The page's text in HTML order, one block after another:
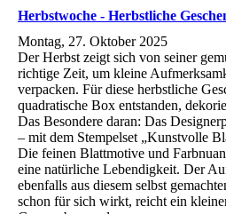
Herbstwoche - Herbstliche
Montag, 27. Oktober 2025
Der Herbst zeigt sich von seiner
richtige Zeit, um kleine
verpacken. Für diese herbstliche
quadratische Box entstanden,
Das Besondere daran: Das
– mit dem Stempelset „Kunstvolle
Die feinen Blattmotive und
eine natürliche Lebendigkeit. Der
ebenfalls aus diesem selbst
schon für sich wirkt, reicht ein